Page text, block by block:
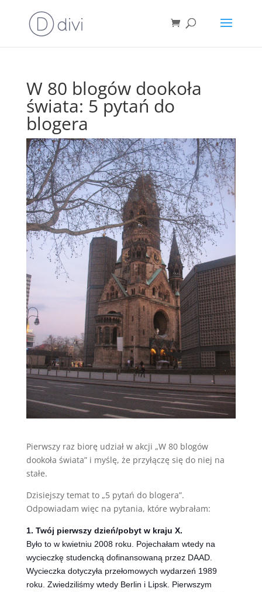
W 80 blogów dookoła
świata: 5 pytań do
blogera
Pierwszy raz biorę udział w akcji „W 80 blogów
dookoła świata” i myślę, że przyłączę się do niej na
stałe.
Dzisiejszy temat to „5 pytań do blogera”.
Odpowiadam więc na pytania, które wybrałam:
1. Twój pierwszy dzień/pobyt w kraju X.
Było to w kwietniu 2008 roku. Pojechałam wtedy na
wycieczkę studencką dofinansowaną przez DAAD.
Wycieczka dotyczyła przełomowych wydarzeń 1989
roku. Zwiedziliśmy wtedy Berlin i Lipsk. Pierwszym